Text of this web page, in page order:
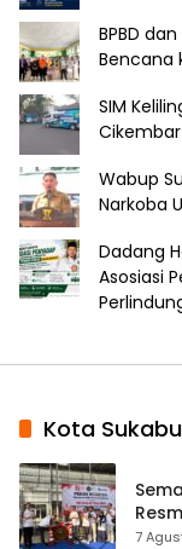
BPBD
Bencana
SIM
Wabup
Narkoba
Dadang
Asosiasi
Kota
7